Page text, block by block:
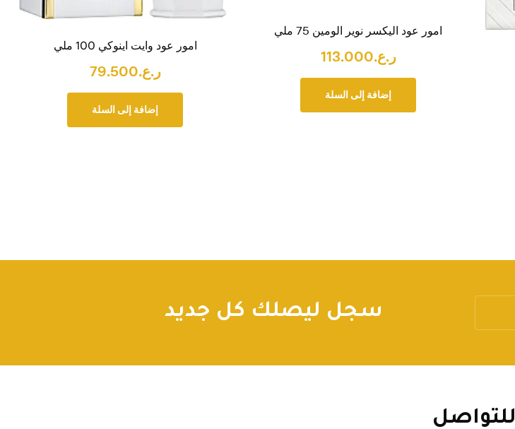
امور عود اليكسر نوير الومين 75 ملي
ر.ع.113.000
إضافة إلى السلة
امور عود وايت اينوكي 100 ملي
ر.ع.79.500
إضافة إلى السلة
سجل ليصلك كل جديد
للتواصل